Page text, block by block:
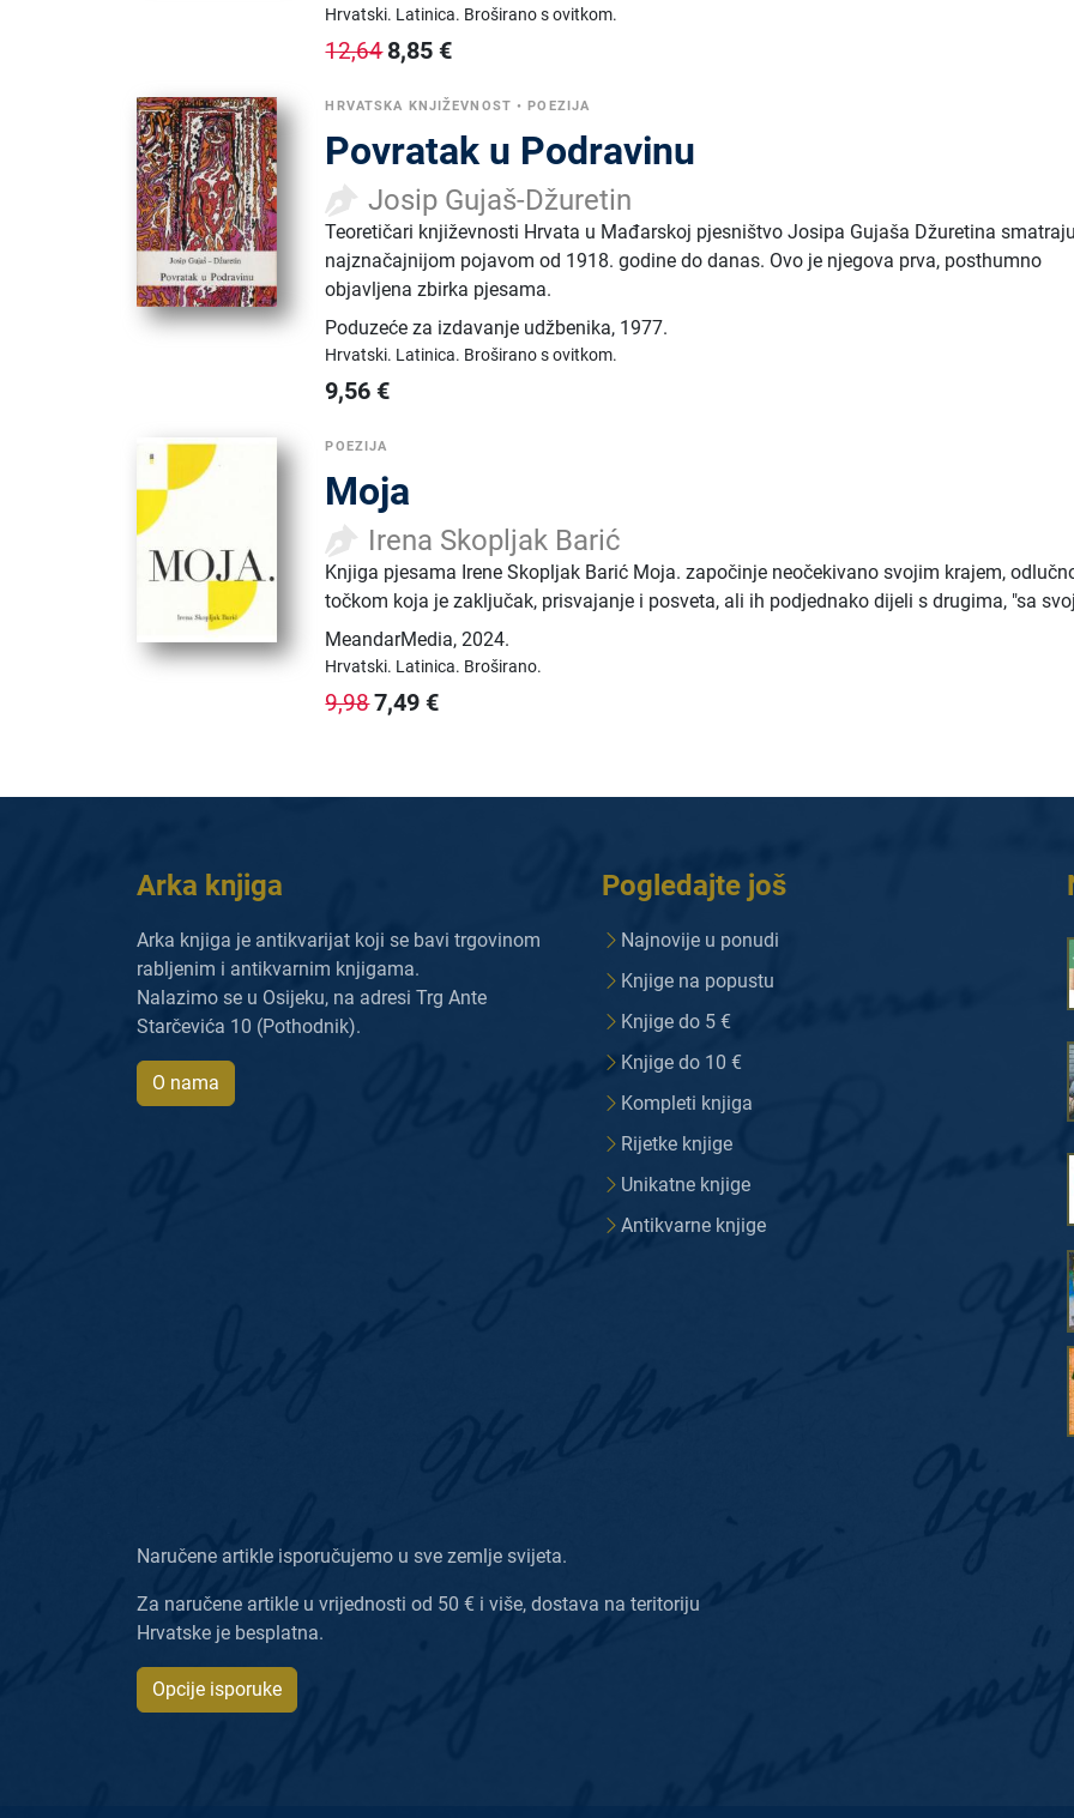
Hrvatski. Latinica. Broširano s ovitkom.
12,648,85 €
HRVATSKA KNJIŽEVNOST •POEZIJA
Povratak u Podravinu
Josip Gujaš-Džuretin
Teoretičari književnosti Hrvata u Mađarskoj pjesništvo Josipa Gujaša Džuretina smatraju
najznačajnijom pojavom od 1918. godine do danas. Ovo je njegova prva, posthumno
objavljena zbirka pjesama.
Poduzeće za izdavanje udžbenika, 1977.
Hrvatski. Latinica. Broširano s ovitkom.
9,56 €
POEZIJA
Moja
Irena Skopljak Barić
Knjiga pjesama Irene Skopljak Barić Moja. započinje neočekivano svojim krajem,
točkom koja je zaključak, prisvajanje i posveta, ali ih podjednako dijeli s drugima, "sa
MeandarMedia,2024.
Hrvatski. Latinica. Broširano.
9,987,49 €
Arka knjiga
Arka knjiga je antikvarijat koji se bavi trgovinom
rabljenim i antikvarnim knjigama.
Nalazimo se u Osijeku, na adresi Trg Ante
Starčevića 10 (Pothodnik).
O nama
Pogledajte još
Najnovije u ponudi
Knjige na popustu
Knjige do 5 €
Knjige do 10 €
Kompleti knjiga
Rijetke knjige
Unikatne knjige
Antikvarne knjige
Naručene artikle isporučujemo u sve zemlje svijeta.
Za naručene artikle u vrijednosti od 50 € i više, dostava na teritoriju
Hrvatske je besplatna.
Opcije isporuke